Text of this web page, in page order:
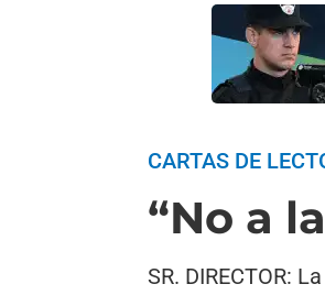
CARTAS DE
“No a
SR. DIRECTOR: